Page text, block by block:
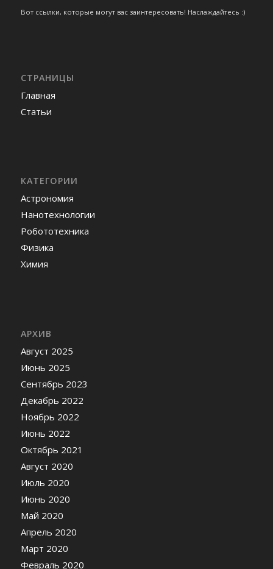
Вот ссылки, которые могут вас заинтересовать! Наслаждайтесь :)
СТРАНИЦЫ
Главная
Статьи
КАТЕГОРИИ
Астрономия
Нанотехнологии
Робототехника
Физика
Химия
АРХИВ
Август 2025
Июнь 2025
Сентябрь 2023
Декабрь 2022
Ноябрь 2022
Июнь 2022
Октябрь 2021
Август 2020
Июль 2020
Июнь 2020
Май 2020
Апрель 2020
Март 2020
Февраль 2020